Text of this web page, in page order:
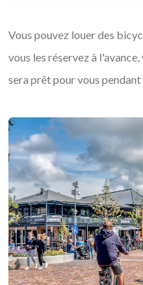
Vous pouvez louer des
vous les réservez à
sera prêt pour vous